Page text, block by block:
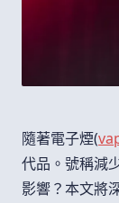
隨著電子煙(
代品。號稱減
影響？本文將